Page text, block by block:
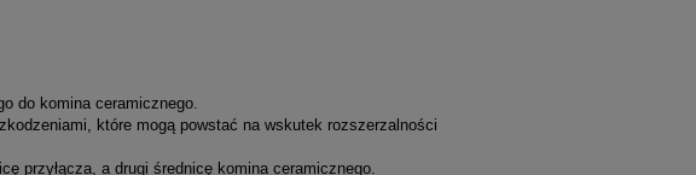
do komina ceramicznego.
które mogą powstać na wskutek rozszerzalności
przyłącza, a drugi średnicę komina ceramicznego.